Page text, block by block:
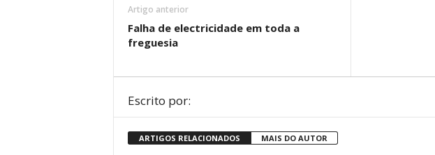
Artigo anterior
Falha de electricidade em toda a
freguesia
Escrito por:
ARTIGOS RELACIONADOS MAIS DO AUTOR